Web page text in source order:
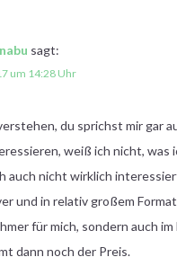
sagt:
um 14:28 Uhr
du sprichst mir gar
weiß ich nicht, was
auch nicht wirklich
und in relativ großem
für mich, sondern auch
dann noch der Preis.